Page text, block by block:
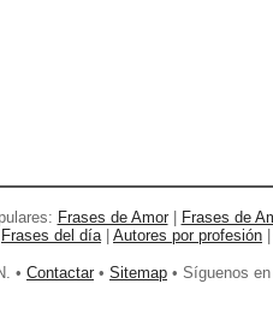
Frases de Amor| Frases de
Frases del día| Autores por profesión
• Contactar • Sitemap • Síguenos en